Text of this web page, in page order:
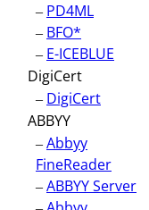
– PD4ML
– BFO*
– E-ICEBLUE
DigiCert
– DigiCert
ABBYY
–Abbyy
FineReader
–ABBYY Server